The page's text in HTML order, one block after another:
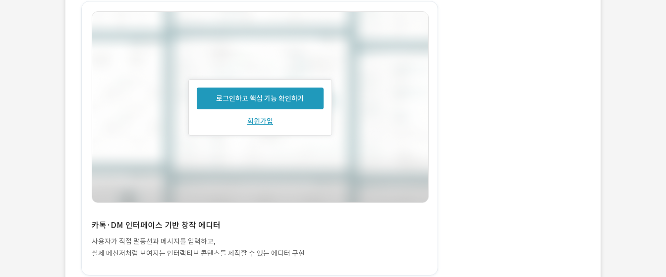
로그인하고 핵심 기능 확인하기
회원가입
카톡·DM 인터페이스 기반 창작 에디터
사용자가 직접 말풍선과 메시지를 입력하고,
실제 메신저처럼 보여지는 인터랙티브 콘텐츠를 제작할 수 있는 에디터 구현